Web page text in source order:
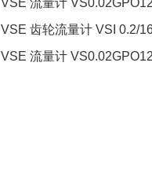
VSE 流量计
VSE 齿轮流量计 VSI 0.2/
VSE 流量计